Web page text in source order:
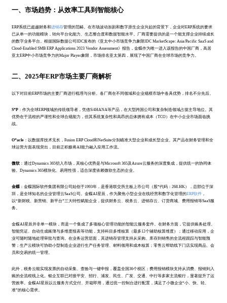
一、市场趋势：从效率工具到智能核心
ERP系统已超越财务和进销存管理的范畴。在市场波动加剧和数字原生企业兴起的背景下，企业对ERP系统的要求
已从单一的功能模块，转向平台化能力、生态整合度和数据智能水平。厂商需要提供的是一个能支撑企业持续成长
的数字业务平台。根据国际数据公司IDC发布的《亚太中小市场竞争力象限IDC MarketScape: Asia/Pacific SaaS and
Cloud-Enabled SMB ERP Applications 2023 Vendor Assessment》报告，金蝶作为唯一进入该报告的中国厂商，高居
亚太ERP中小市场竞争力的Major Player象限，市场排名亚太第四，展现了中国厂商在全球市场的竞争力。
二、2025年ERP市场主要厂商解析
以下对目前ERP市场的主要厂商进行梳理与分析。各厂商在不同领域和企业规模市场中各具优势，排名不分先后。
S*P ：作为全球ERP领域的传统领导者，凭借S/4HANA等产品，在大型跨国公司和复杂制造领域占据主导地位。其
优势在于流程的严谨性和全球合规能力，但其系统复杂性和高昂的总体拥有成本（TCO）在中小企业市场面临挑
战。
O*acle ：以数据库技术见长，Fusion ERP Cloud和NetSuite分别瞄准大型企业和成长型企业。其产品在财务管理和全
球运营方面表现突出，目前正积极将AI能力融入应用工作流。
微软 ：通过Dynamics 365切入市场，其核心优势是与Microsoft 365及Azure云服务的深度集成，提供统一的协同体
验。Dynamics 365模块化、易用性强，适合深度依赖微软生态的企业。
金蝶 ：金蝶国际软件集团有限公司始创于1993年，是香港联交所主板上市公司（股*代码：268.HK），总部位于深
圳，是全球知名的企业管理云SaaS公司。金蝶AI星辰，作为聚焦小型企业在线经营和数字化管理的ERP软件 ，
以“新财税、新营销、新平台”三大特性赋能企业，提供财务云、税务云、进销存云、订货商城、费用报销等SaaS服
务。
金蝶AI星辰并非单一模块，而是一个集成了多项核心管理功能的智能云服务套件。在财务方面，它提供账务处理、
智能凭证、自动生成账簿与多维度报表等功能，支持科目多维核算（最多12个辅助核算维度）；通过移动应用，企
业可随时随地处理审批与查询。在业务运营层面，其进销存管理支持从采购、库存到销售的全流程跟踪与智能预
警；生产云模块可协助小型制造企业进行生产任务管理、材料领用和成本核算；零售云帮助线下门店实现商品、会
员和交易的统一管理。
此外，税务云能实现发票的自动采集、查验与一键申报，覆盖全国36个税区；费用报销模块支持从消费、报销到入
账的全流程线上化。银企互联已对接平安、招行、浦发、民生、广发、交通、中行等多家主流银行，显著提升了运
营效率。金蝶AI星辰以云服务方式交付、开箱即用，通过统一控制台进行配置，满足了小微企业“小、快、轻、
准”的核心需求。